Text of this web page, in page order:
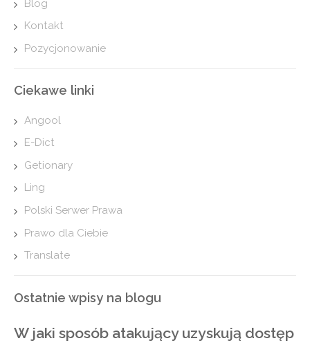
Blog
Kontakt
Pozycjonowanie
Ciekawe linki
Angool
E-Dict
Getionary
Ling
Polski Serwer Prawa
Prawo dla Ciebie
Translate
Ostatnie wpisy na blogu
W jaki sposób atakujący uzyskują dostęp